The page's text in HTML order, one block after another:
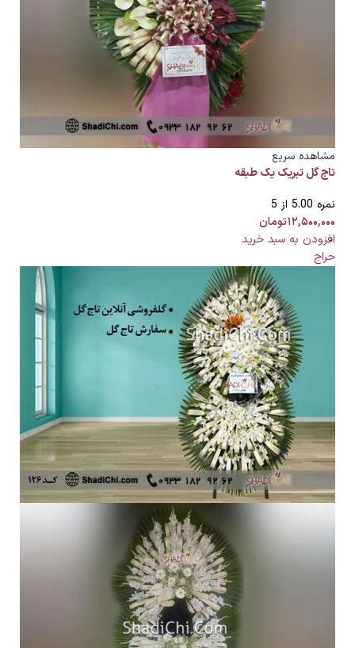
مشاهده سریع
تاج گل تبریک یک طبقه
نمره 5.00 از 5
۱۲,۵۰۰,۰۰۰تومان
افزودن به سبد خرید
حراج